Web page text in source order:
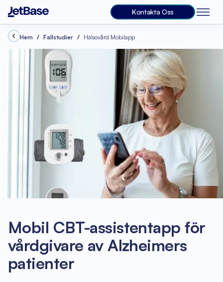
Kontakta Oss
Mobil CBT-assistentapp för
vårdgivare av Alzheimers
patienter
Hem Fallstudier Hälsovård Mobilapp